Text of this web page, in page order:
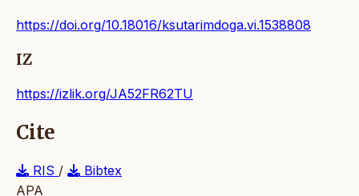
https://doi.org/10.18016/ksutarimdoga.vi.1538808
IZ
https://izlik.org/JA52FR62TU
Cite
RIS /
Bibtex
APA